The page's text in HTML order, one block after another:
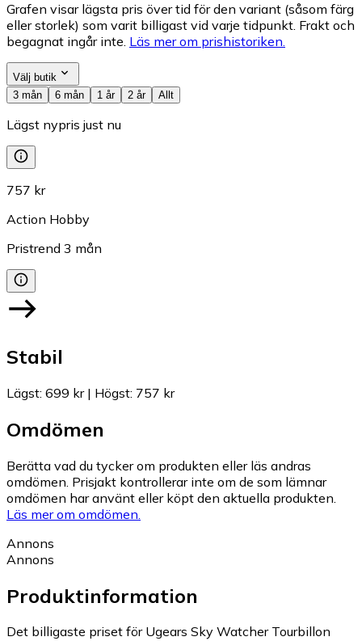
Grafen visar lägsta pris över tid för den variant (såsom färg
eller storlek) som varit billigast vid varje tidpunkt. Frakt och
begagnat ingår inte. Läs mer om prishistoriken.
Välj butik
3 mån
6 mån 1 år 2 år Allt
Lägst nypris just nu
757 kr
Action Hobby
Pristrend 3 mån
Stabil
Lägst: 699 kr| Högst: 757 kr
Omdömen
Berätta vad du tycker om produkten eller läs andras
omdömen. Prisjakt kontrollerar inte om de som lämnar
omdömen har använt eller köpt den aktuella produkten.
Läs mer om omdömen.
Annons
Annons
Produktinformation
Det billigaste priset för Ugears Sky Watcher Tourbillon